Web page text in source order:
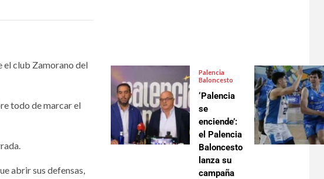
el club Zamorano del
todo de marcar el
abrir sus defensas,
Palencia
Baloncesto
‘Palencia
se
enciende’:
el Palencia
Baloncesto
lanza su
campaña